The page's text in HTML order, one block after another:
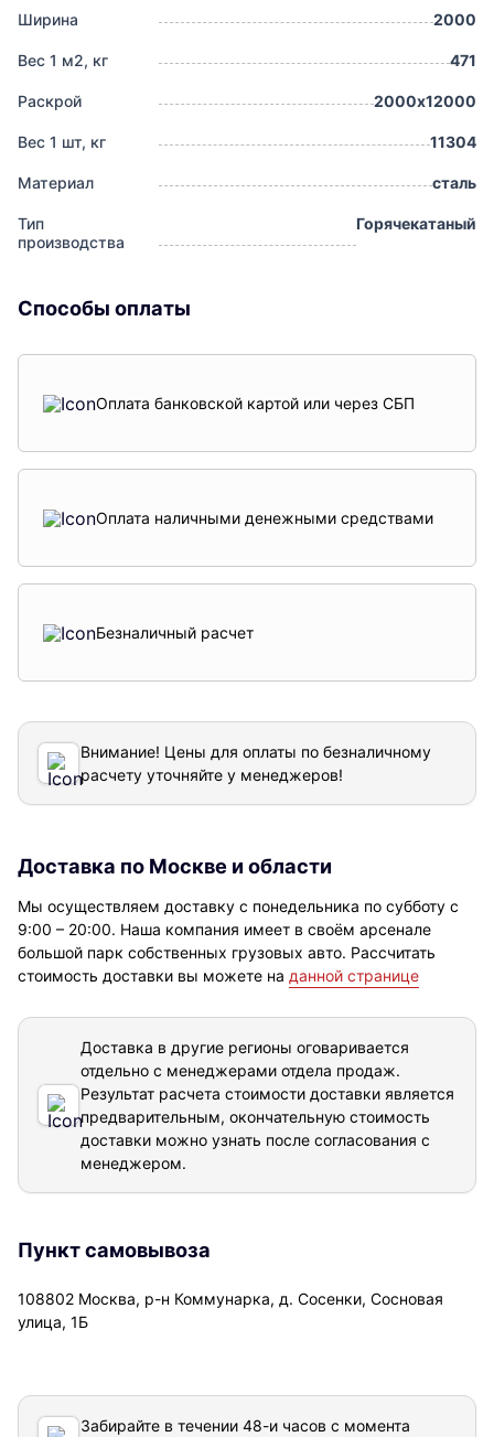
Ширина 2000
Вес 1 м2, кг 471
Раскрой 2000х12000
Вес 1 шт, кг 11304
Материал сталь
Тип
производства
Горячекатаный
Способы оплаты
Оплата банковской картой или через СБП
Оплата наличными денежными средствами
Безналичный расчет
Внимание! Цены для оплаты по безналичному
расчету уточняйте у менеджеров!
Доставка по Москве и области
Мы осуществляем доставку с понедельника по субботу с
9:00 – 20:00. Наша компания имеет в своём арсенале
большой парк собственных грузовых авто. Рассчитать
стоимость доставки вы можете на данной странице
Доставка в другие регионы оговаривается
отдельно с менеджерами отдела продаж.
Результат расчета стоимости доставки является
предварительным, окончательную стоимость
доставки можно узнать после согласования с
менеджером.
Пункт самовывоза
108802 Москва, р-н Коммунарка, д. Сосенки, Сосновая
улица, 1Б
Забирайте в течении 48-и часов с момента